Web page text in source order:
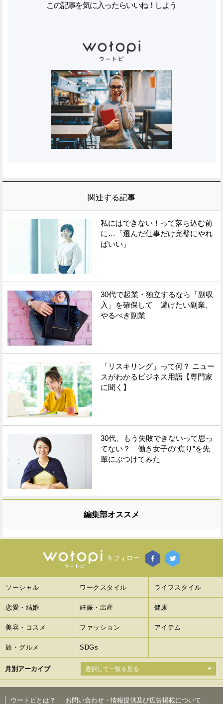
この記事を気に入ったらいいね！しよう
関連する記事
私にはできない！って落ち込む前
に…「選んだ仕事だけ完璧にやれ
ばいい」
30代で起業・独立するなら「副収
入」を確保して 避けたい副業、
やるべき副業
「リスキリング」って何？ ニュー
スがわかるビジネス用語【専門家
に聞く】
30代、もう失敗できないって思っ
てない？ 働き女子の“焦り”を先
輩にぶつけてみた
編集部オススメ
をフォロー
ソーシャル ワークスタイル ライフスタイル
恋愛・結婚 妊娠・出産 健康
美容・コスメ ファッション アイテム
旅・グルメ SDGs
月別アーカイブ
ウートピとは？ お問い合わせ・情報提供及び広告掲載について